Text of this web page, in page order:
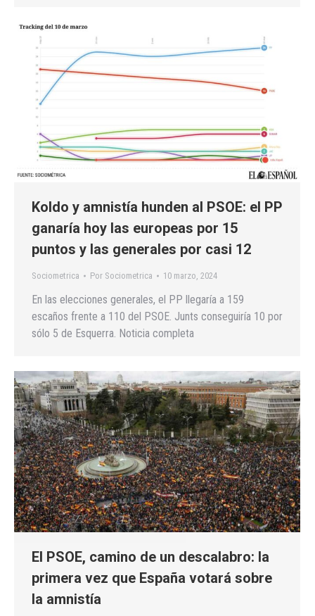
Koldo y amnistía hunden al PSOE: el PP
ganaría hoy las europeas por 15
puntos y las generales por casi 12
Sociometrica Por Sociometrica 10 marzo, 2024
En las elecciones generales, el PP llegaría a 159
escaños frente a 110 del PSOE. Junts conseguiría 10 por
sólo 5 de Esquerra. Noticia completa
El PSOE, camino de un descalabro: la
primera vez que España votará sobre
la amnistía